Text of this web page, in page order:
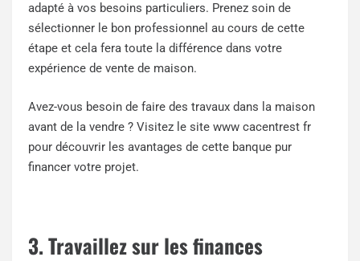
adapté à vos besoins particuliers. Prenez soin de
sélectionner le bon professionnel au cours de cette
étape et cela fera toute la différence dans votre
expérience de vente de maison.
Avez-vous besoin de faire des travaux dans la maison
avant de la vendre ? Visitez le site www cacentrest fr
pour découvrir les avantages de cette banque pur
financer votre projet.
3. Travaillez sur les finances